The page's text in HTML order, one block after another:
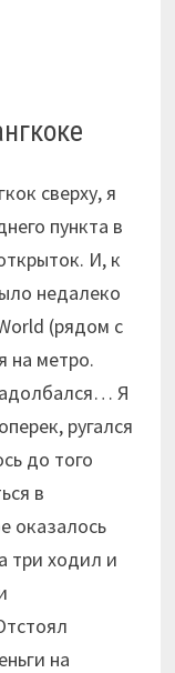
сверху, я
пункта в
И, к
недалеко
(рядом с
на метро.
Я
ругался
до того
в
оказалось
три ходил и
на